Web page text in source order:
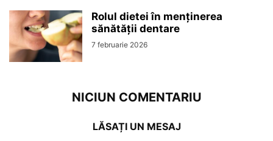
Rolul dietei în menținerea
sănătății dentare
7 februarie 2026
NICIUN COMENTARIU
LĂSAȚI UN MESAJ